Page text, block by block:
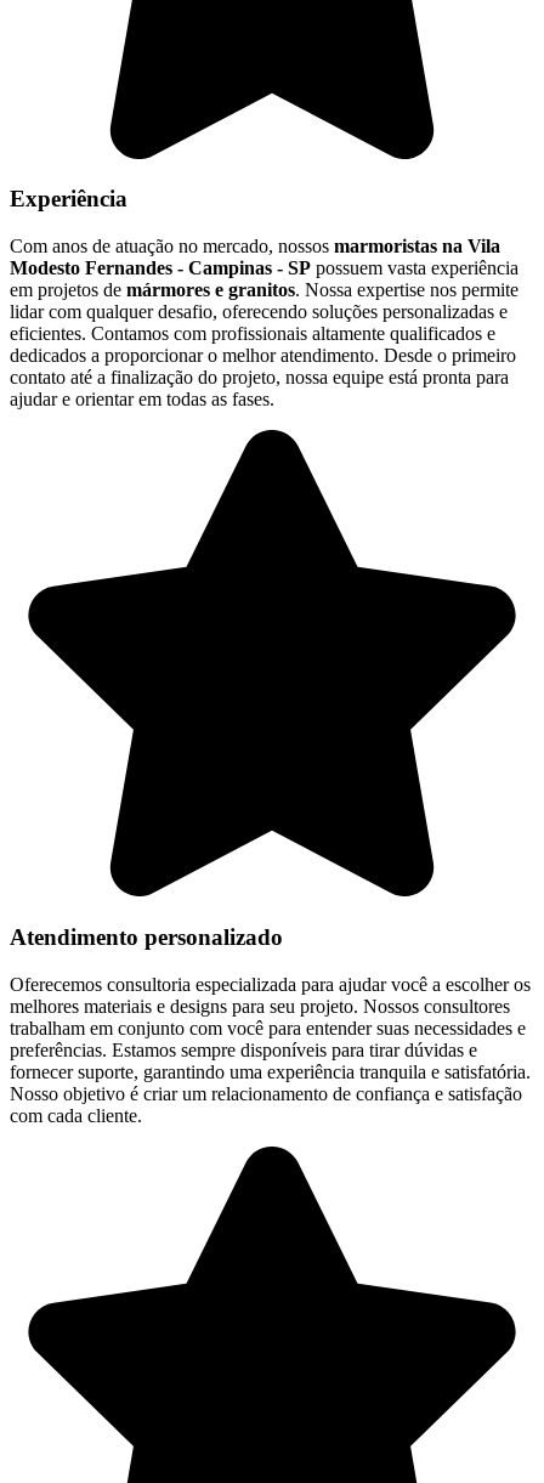
Experiência
Com anos de atuação no mercado, nossos marmoristas na Vila
Modesto Fernandes - Campinas - SP possuem vasta experiência
em projetos de mármores e granitos. Nossa expertise nos permite
lidar com qualquer desafio, oferecendo soluções personalizadas e
eficientes. Contamos com profissionais altamente qualificados e
dedicados a proporcionar o melhor atendimento. Desde o primeiro
contato até a finalização do projeto, nossa equipe está pronta para
ajudar e orientar em todas as fases.
Atendimento personalizado
Oferecemos consultoria especializada para ajudar você a escolher os
melhores materiais e designs para seu projeto. Nossos consultores
trabalham em conjunto com você para entender suas necessidades e
preferências. Estamos sempre disponíveis para tirar dúvidas e
fornecer suporte, garantindo uma experiência tranquila e satisfatória.
Nosso objetivo é criar um relacionamento de confiança e satisfação
com cada cliente.